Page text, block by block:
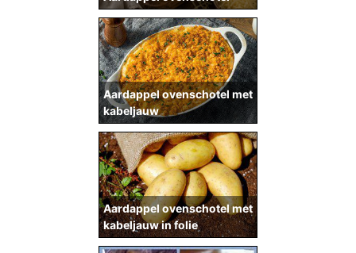
Aardappel ovenschotel met
kabeljauw
Aardappel ovenschotel met
kabeljauw in folie